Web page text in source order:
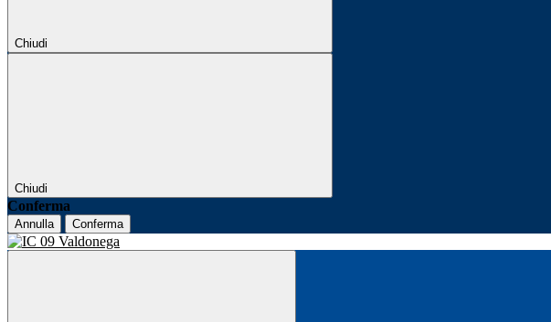
Chiudi
Chiudi
Conferma
Annulla Conferma